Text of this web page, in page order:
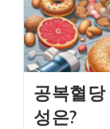
공복혈
성은?